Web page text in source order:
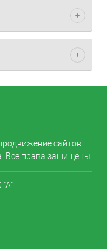
сайтов
Все права защищены.